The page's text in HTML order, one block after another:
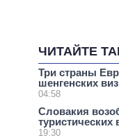
ЧИТАЙТЕ
Три страны
шенгенских
04:58
Словакия
туристических
19:30